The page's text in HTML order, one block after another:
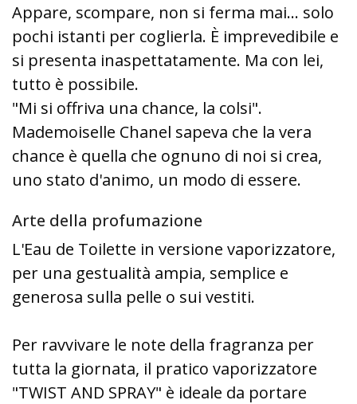
Appare, scompare, non si ferma mai... solo
pochi istanti per coglierla. È imprevedibile e
si presenta inaspettatamente. Ma con lei,
tutto è possibile.
"Mi si offriva una chance, la colsi".
Mademoiselle Chanel sapeva che la vera
chance è quella che ognuno di noi si crea,
uno stato d'animo, un modo di essere.
Arte della profumazione
L'Eau de Toilette in versione vaporizzatore,
per una gestualità ampia, semplice e
generosa sulla pelle o sui vestiti.
Per ravvivare le note della fragranza per
tutta la giornata, il pratico vaporizzatore
"TWIST AND SPRAY" è ideale da portare